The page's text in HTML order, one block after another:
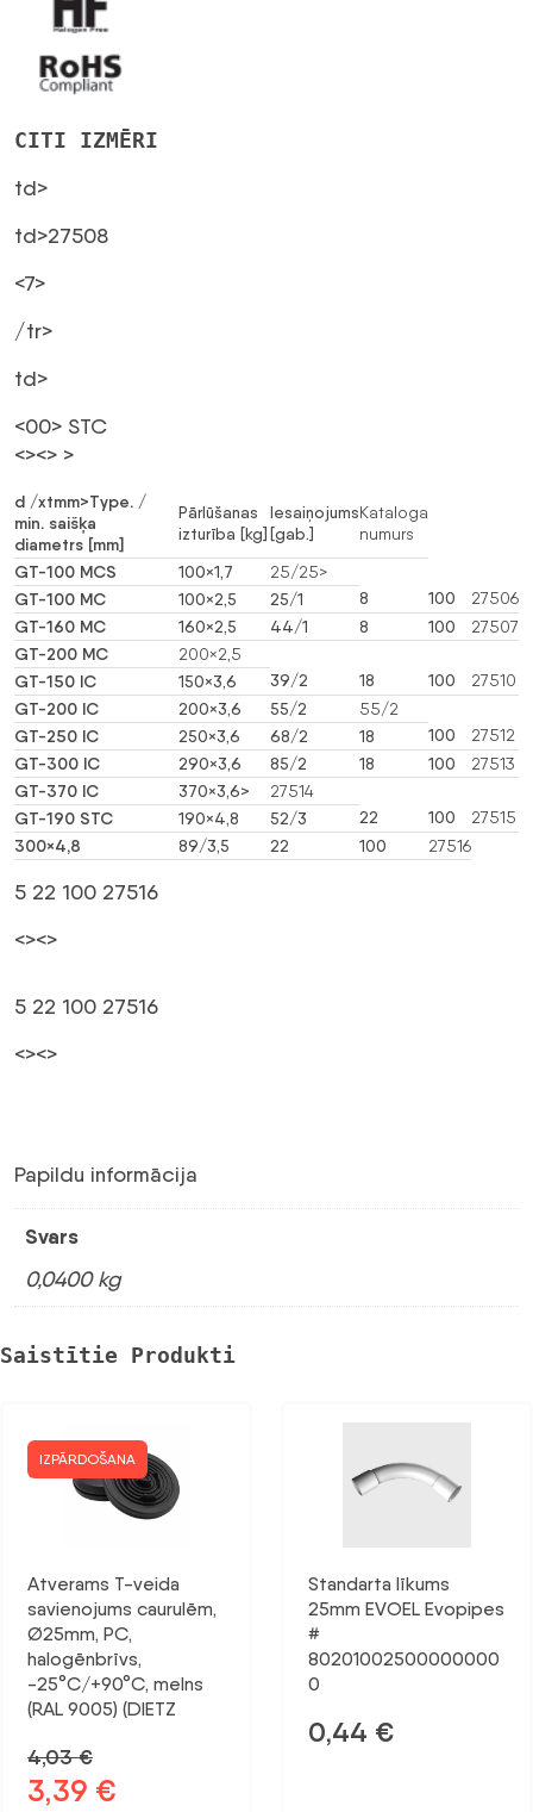
CITI IZMĒRI
td>
td>27508
<7>
/tr>
td>
<00> STC
<><> >
d /xtmm>Type. /
min. saišķa
diametrs [mm]
Pārlūšanas
izturība [kg]
Iesaiņojums
[gab.]
Kataloga
numurs
GT-100 MCS 100×1,7 25/25>
GT-100 MC 100×2,5 25/1 8 100 27506
GT-160 MC 160×2,5 44/1 8 100 27507
GT-200 MC 200×2,5
GT-150 IC 150×3,6 39/2 18 100 27510
GT-200 IC 200×3,6 55/2 55/2
GT-250 IC 250×3,6 68/2 18 100 27512
GT-300 IC 290×3,6 85/2 18 100 27513
GT-370 IC 370×3,6> 27514
GT-190 STC 190×4,8 52/3 22 100 27515
300×4,8 89/3,5 22 100 27516
5 22 100 27516
<><>
5 22 100 27516
<><>
Papildu informācija
Svars
0,0400 kg
Saistītie Produkti
IZPĀRDOŠANA
Atverams T-veida
savienojums caurulēm,
Ø25mm, PC,
halogēnbrīvs,
-25°C/+90°C, melns
(RAL 9005) (DIETZ
4,03€
Sākotnējā
3,39 €
Standarta līkums
25mm EVOEL Evopipes
#
80201002500000000
0
0,44 €